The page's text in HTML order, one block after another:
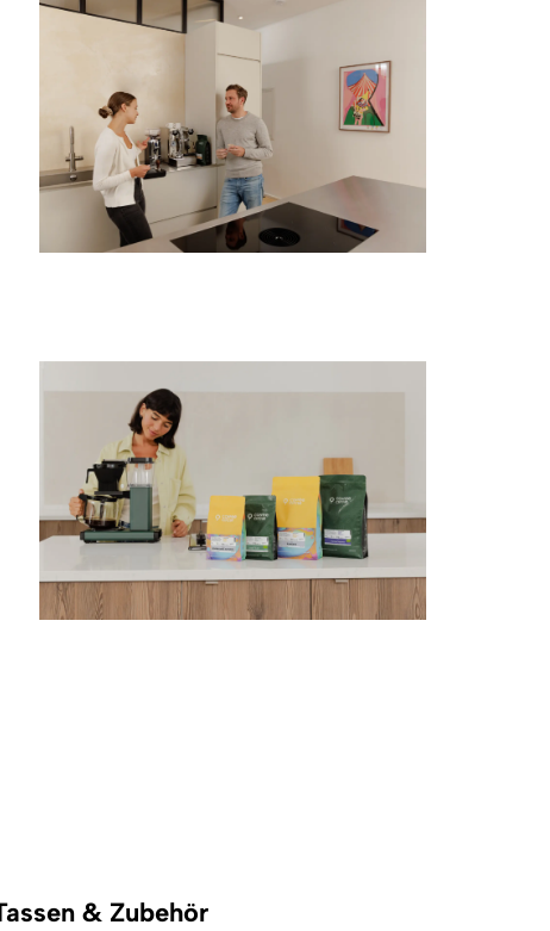
& Zubehör